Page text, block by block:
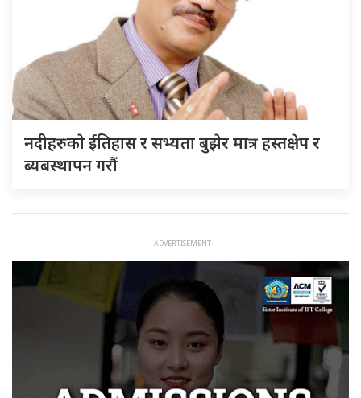
नदीहरुकाे ईतिहास र सभ्यता बुझेर मात्र हस्तक्षेप र
ब्यबस्थापन गराैं